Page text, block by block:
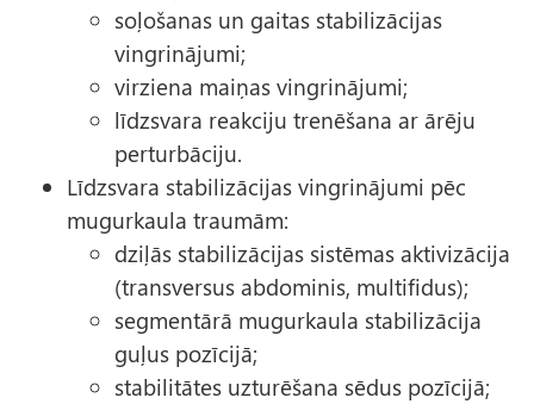
soļošanas un gaitas stabilizācijas
vingrinājumi;
virziena maiņas vingrinājumi;
līdzsvara reakciju trenēšana ar ārēju
perturbāciju.
Līdzsvara stabilizācijas vingrinājumi pēc
mugurkaula traumām:
dziļās stabilizācijas sistēmas aktivizācija
(transversus abdominis, multifidus);
segmentārā mugurkaula stabilizācija
guļus pozīcijā;
stabilitātes uzturēšana sēdus pozīcijā;